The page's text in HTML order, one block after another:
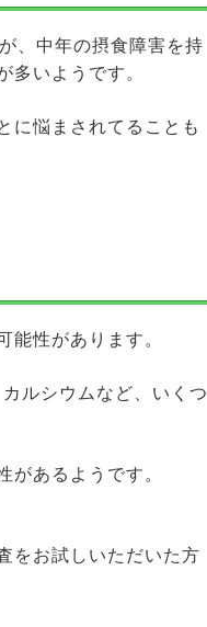
、中年の摂食障害を持
多いようです。
に悩まされてることも
能性があります。
ルシウムなど、いくつ
があるようです。
をお試しいただいた方